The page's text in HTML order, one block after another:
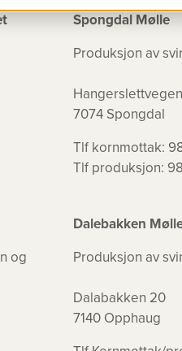
Spongdal Mølle
Produksjon av
Hangerslettvegen
7074 Spongdal
Tlf kornmottak:
Tlf produksjon:
og
Dalebakken
Produksjon av
Dalabakken 20
7140 Opphaug